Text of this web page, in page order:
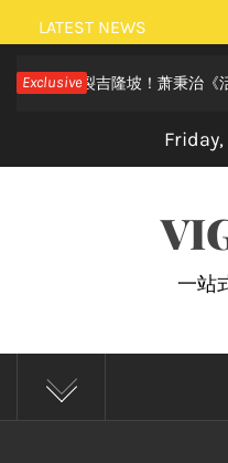
Skip
to
content
LATEST NEWS
Exclusive
狂欢炸裂吉隆坡！萧秉治《
Friday,
一站